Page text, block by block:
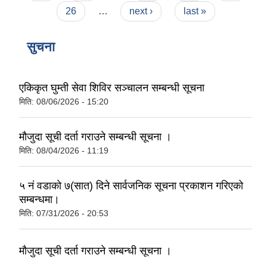
26
… next › last »
सुचना
एकिकृत घुम्ती सेवा शिविर सञ्‍चालन सम्बन्धी सूचना
मिति: 08/06/2026 - 15:20
मौजुदा सूची दर्ता गराउने सम्बन्धी सूचना ।
मिति: 08/04/2026 - 11:19
५ नं वडाको ७(सात) दिने सार्वजनिक सूचना प्रकाशन गरिएको
सम्बन्धमा।
मिति: 07/31/2026 - 20:53
मौजुदा सूची दर्ता गराउने सम्बन्धी सूचना ।